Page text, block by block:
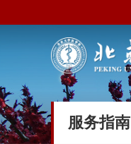
服务指南